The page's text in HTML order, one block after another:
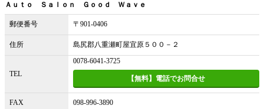
Ａｕｔｏ Ｓａｌｏｎ Ｇｏｏｄ Ｗａｖｅ
郵便番号 〒901-0406
住所 島尻郡八重瀬町屋宜原５００－２
TEL
0078-6041-3725
【無料】電話でお問合せ
FAX 098-996-3890